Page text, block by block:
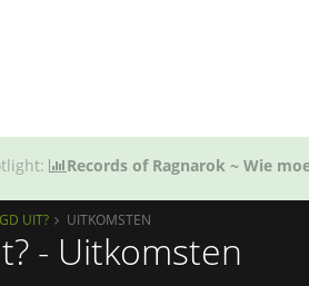
Records of Ragnarok ~ Wie
UIT? UITKOMSTEN
- Uitkomsten